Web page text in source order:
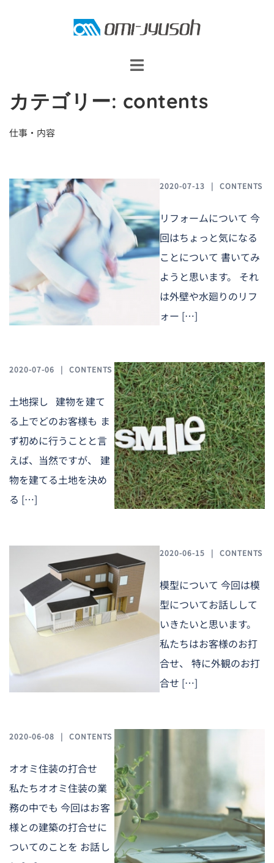
カテゴリー: contents
仕事・内容
2020-07-13 CONTENTS
リフォームについて 今
回はちょっと気になる
ことについて 書いてみ
ようと思います。 それ
は外壁や水廻りのリフ
ォー […]
2020-07-06 CONTENTS
土地探し 建物を建て
る上でどのお客様も ま
ず初めに行うことと言
えば、当然ですが、 建
物を建てる土地を決め
る […]
2020-06-15 CONTENTS
模型について 今回は模
型についてお話しして
いきたいと思います。
私たちはお客様のお打
合せ、 特に外観のお打
合せ […]
2020-06-08 CONTENTS
オオミ住装の打合せ
私たちオオミ住装の業
務の中でも 今回はお客
様との建築の打合せに
ついてのことを お話し